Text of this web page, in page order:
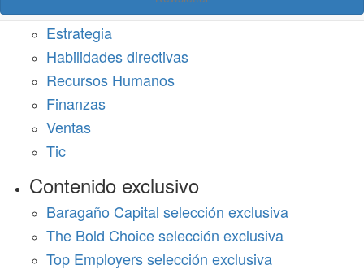
Estrategia
Habilidades directivas
Recursos Humanos
Finanzas
Ventas
Tic
Contenido exclusivo
Baragaño Capital selección exclusiva
The Bold Choice selección exclusiva
Top Employers selección exclusiva